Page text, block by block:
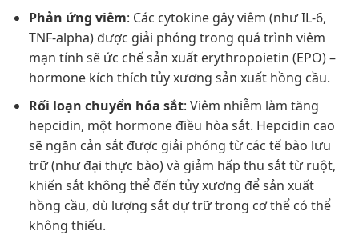
Phản ứng viêm: Các cytokine gây viêm (như IL-6,
TNF-alpha) được giải phóng trong quá trình viêm
mạn tính sẽ ức chế sản xuất erythropoietin (EPO) –
hormone kích thích tủy xương sản xuất hồng cầu.
Rối loạn chuyển hóa sắt: Viêm nhiễm làm tăng
hepcidin, một hormone điều hòa sắt. Hepcidin cao
sẽ ngăn cản sắt được giải phóng từ các tế bào lưu
trữ (như đại thực bào) và giảm hấp thu sắt từ ruột,
khiến sắt không thể đến tủy xương để sản xuất
hồng cầu, dù lượng sắt dự trữ trong cơ thể có thể
không thiếu.